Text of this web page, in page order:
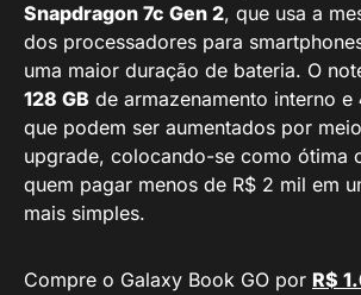
Snapdragon 7c Gen 2, que usa a
dos processadores para
uma maior duração de bateria. O
128 GB de armazenamento interno e
que podem ser aumentados por
upgrade, colocando-se como ótima
quem pagar menos de R$ 2 mil em
mais simples.
Compre o Galaxy Book GO por R$